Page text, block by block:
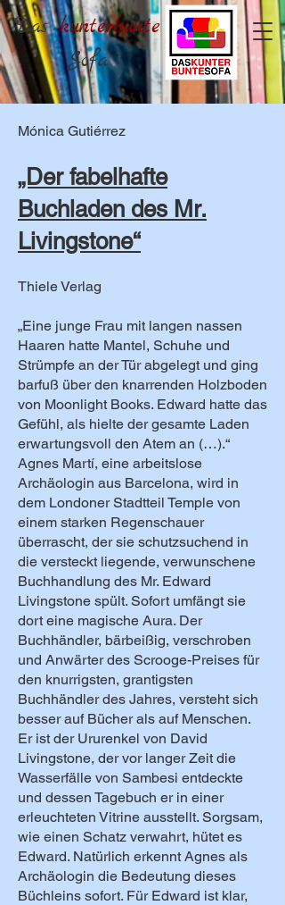
Daskunterbunte
Sofa
Mónica Gutiérrez
„Der fabelhafte
Buchladen des Mr.
Livingstone“
Thiele Verlag
„Eine junge Frau mit langen nassen
Haaren hatte Mantel, Schuhe und
Strümpfe an der Tür abgelegt und ging
barfuß über den knarrenden Holzboden
von Moonlight Books. Edward hatte das
Gefühl, als hielte der gesamte Laden
erwartungsvoll den Atem an (…).“
Agnes Martí, eine arbeitslose
Archäologin aus Barcelona, wird in
dem Londoner Stadtteil Temple von
einem starken Regenschauer
überrascht, der sie schutzsuchend in
die versteckt liegende, verwunschene
Buchhandlung des Mr. Edward
Livingstone spült. Sofort umfängt sie
dort eine magische Aura. Der
Buchhändler, bärbeißig, verschroben
und Anwärter des Scrooge-Preises für
den knurrigsten, grantigsten
Buchhändler des Jahres, versteht sich
besser auf Bücher als auf Menschen.
Er ist der Ururenkel von David
Livingstone, der vor langer Zeit die
Wasserfälle von Sambesi entdeckte
und dessen Tagebuch er in einer
erleuchteten Vitrine ausstellt. Sorgsam,
wie einen Schatz verwahrt, hütet es
Edward. Natürlich erkennt Agnes als
Archäologin die Bedeutung dieses
Büchleins sofort. Für Edward ist klar,